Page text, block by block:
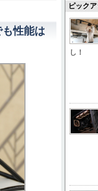
性能は
ピック
し！